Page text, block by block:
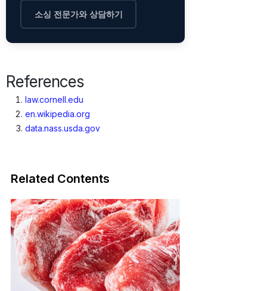
소싱 전문가와 상담하기
References
law.cornell.edu
en.wikipedia.org
data.nass.usda.gov
Related Contents